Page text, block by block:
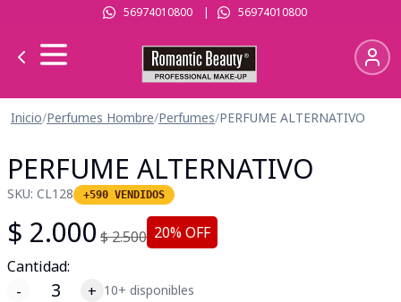
56974010800| 56974010800
Inicio/Perfumes Hombre/Perfumes/PERFUME ALTERNATIVO
PERFUME ALTERNATIVO
SKU: CL128 +590 VENDIDOS
$ 2.000 $2.500 20% OFF
Cantidad:
-
+ 10+ disponibles